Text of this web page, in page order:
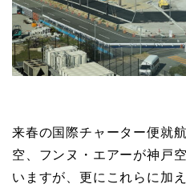
来春の国際チャーター便就
空、フンヌ・エアーが神戸
いますが、更にこれらに加